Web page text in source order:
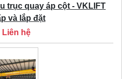
trục quay áp cột - VKLIFT
và lắp đặt
Liên hệ